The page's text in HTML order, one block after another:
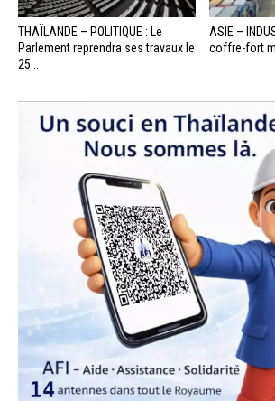
THAÏLANDE – POLITIQUE : Le
Parlement reprendra ses travaux le
25...
ASIE –
coffre-fort